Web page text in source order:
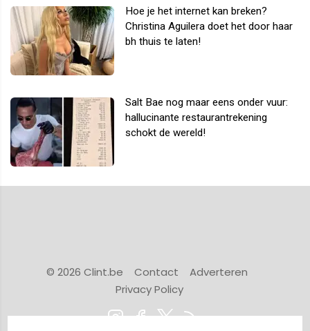
Hoe je het internet kan breken?
Christina Aguilera doet het door haar
bh thuis te laten!
Salt Bae nog maar eens onder vuur:
hallucinante restaurantrekening
schokt de wereld!
© 2026 Clint.be Contact
Adverteren
Privacy Policy